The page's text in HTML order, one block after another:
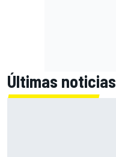
Últimas noticias